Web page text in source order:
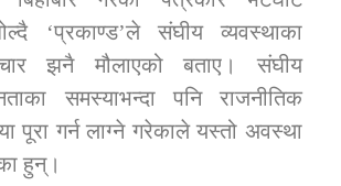
सामाजिक बिकास कार्यालय जुम्लाकाे सुचना
‘प्रकाण्ड’ले संघीय व्यवस्थाका
झनै मौलाएको बताए। संघीय
समस्याभन्दा पनि राजनीतिक
पूरा गर्न लाग्ने गरेकाले यस्तो अवस्था
हुन्।